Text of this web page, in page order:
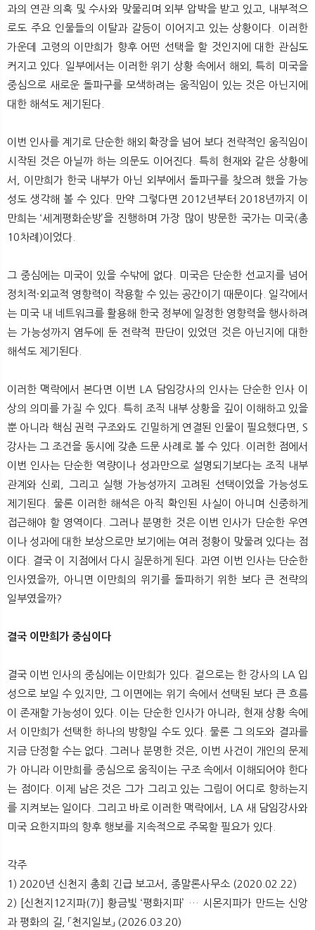
과의 연관 의혹 및 수사와 맞물리며 외부 압박을 받고 있고, 내부적으
로도 주요 인물들의 이탈과 갈등이 이어지고 있는 상황이다. 이러한
가운데 고령의 이만희가 향후 어떤 선택을 할 것인지에 대한 관심도
커지고 있다. 일부에서는 이러한 위기 상황 속에서 해외, 특히 미국을
중심으로 새로운 돌파구를 모색하려는 움직임이 있는 것은 아닌지에
대한 해석도 제기된다.
이번 인사를 계기로 단순한 해외 확장을 넘어 보다 전략적인 움직임이
시작된 것은 아닐까 하는 의문도 이어진다. 특히 현재와 같은 상황에
서, 이만희가 한국 내부가 아닌 외부에서 돌파구를 찾으려 했을 가능
성도 생각해 볼 수 있다. 만약 그렇다면 2012년부터 2018년까지 이
만희는 ‘세계평화순방’을 진행하며 가장 많이 방문한 국가는 미국(총
10차례)이었다.
그 중심에는 미국이 있을 수밖에 없다. 미국은 단순한 선교지를 넘어
정치적·외교적 영향력이 작용할 수 있는 공간이기 때문이다. 일각에서
는 미국 내 네트워크를 활용해 한국 정부에 일정한 영향력을 행사하려
는 가능성까지 염두에 둔 전략적 판단이 있었던 것은 아닌지에 대한
해석도 제기된다.
이러한 맥락에서 본다면 이번 LA 담임강사의 인사는 단순한 인사 이
상의 의미를 가질 수 있다. 특히 조직 내부 상황을 깊이 이해하고 있을
뿐 아니라 핵심 권력 구조와도 긴밀하게 연결된 인물이 필요했다면, S
강사는 그 조건을 동시에 갖춘 드문 사례로 볼 수 있다. 이러한 점에서
이번 인사는 단순한 역량이나 성과만으로 설명되기보다는 조직 내부
관계와 신뢰, 그리고 실행 가능성까지 고려된 선택이었을 가능성도
제기된다. 물론 이러한 해석은 아직 확인된 사실이 아니며 신중하게
접근해야 할 영역이다. 그러나 분명한 것은 이번 인사가 단순한 우연
이나 성과에 대한 보상으로만 보기에는 여러 정황이 맞물려 있다는 점
이다. 결국 이 지점에서 다시 질문하게 된다. 과연 이번 인사는 단순한
인사였을까, 아니면 이만희의 위기를 돌파하기 위한 보다 큰 전략의
일부였을까?
결국 이만희가 중심이다
결국 이번 인사의 중심에는 이만희가 있다. 겉으로는 한 강사의 LA 입
성으로 보일 수 있지만, 그 이면에는 위기 속에서 선택된 보다 큰 흐름
이 존재할 가능성이 있다. 이는 단순한 인사가 아니라, 현재 상황 속에
서 이만희가 선택한 하나의 방향일 수도 있다. 물론 그 의도와 결과를
지금 단정할 수는 없다. 그러나 분명한 것은, 이번 사건이 개인의 문제
가 아니라 이만희를 중심으로 움직이는 구조 속에서 이해되어야 한다
는 점이다. 이제 남은 것은 그가 그리고 있는 그림이 어디로 향하는지
를 지켜보는 일이다. 그리고 바로 이러한 맥락에서, LA 새 담임강사와
미국 요한지파의 향후 행보를 지속적으로 주목할 필요가 있다.
각주
1) 2020년 신천지 총회 긴급 보고서, 종말론사무소 (2020.02.22)
2) [신천지12지파(7)] 황금빛 ‘평화지파’ … 시몬지파가 만드는 신앙
과 평화의 길, 「천지일보」 (2026.03.20)